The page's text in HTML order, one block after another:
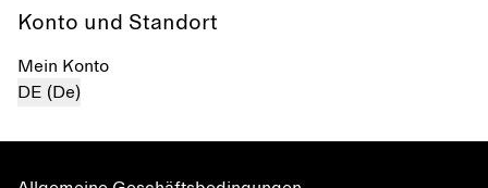
Konto und Standort
Mein Konto
DE (De)